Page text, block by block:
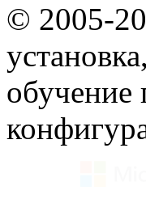
© 2005-
обучение